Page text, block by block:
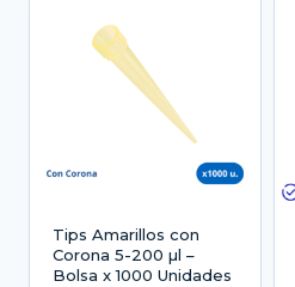
Tips Amarillos con
Corona 5-200 µl –
Bolsa x 1000 Unidades